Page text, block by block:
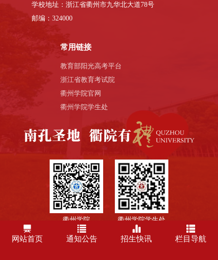
学校地址：浙江省衢州市九华北大道78号
邮编：324000
常用链接
教育部阳光高考平台
浙江省教育考试院
衢州学院官网
衢州学院学生处
衢州学院 衢州学院学生处
网站首页 通知公告 招生快讯 栏目导航